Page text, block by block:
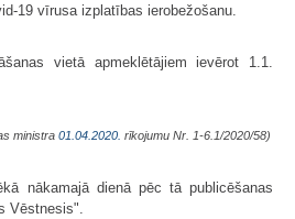
19 vīrusa izplatības ierobežošanu.
vietā apmeklētājiem ievērot 1.1.
ministra 01.04.2020. rīkojumu Nr. 1-6.1/2020/58)
nākamajā dienā pēc tā publicēšanas
Vēstnesis".